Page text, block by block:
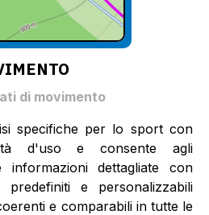
di movimento
specifiche per lo sport con
d'uso e consente agli
informazioni dettagliate con
e personalizzabili
e comparabili in tutte le